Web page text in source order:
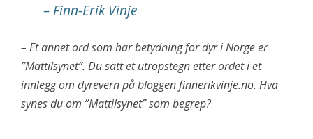
– Finn-Erik Vinje
– Et annet ord som har betydning for dyr i Norge er
”Mattilsynet”. Du satt et utropstegn etter ordet i et
innlegg om dyrevern på bloggen finnerikvinje.no. Hva
synes du om ”Mattilsynet” som begrep?